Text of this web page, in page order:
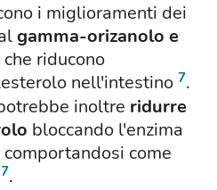
i miglioramenti dei
gamma-orizanolo e
che riducono
nell'intestino 7.
inoltre ridurre
bloccando l'enzima
come
7.